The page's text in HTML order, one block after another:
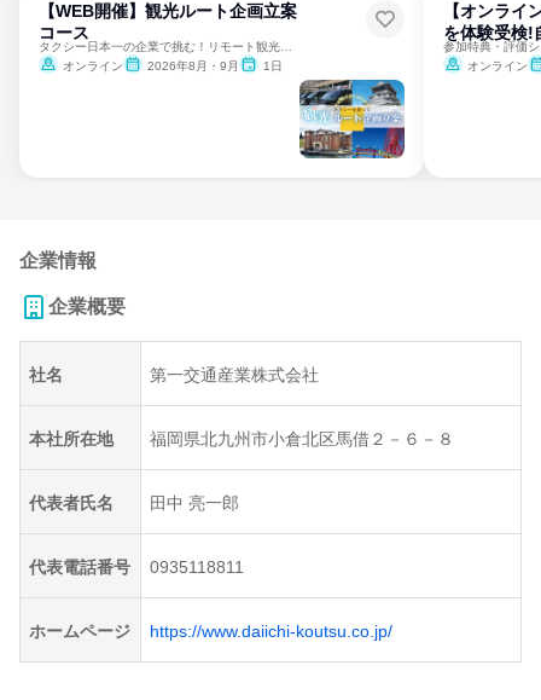
【WEB開催】観光ルート企画立案
コース
オンライン
2026年8月・9月 1日
【オンライ
を体験受検!
オンライン
企業情報
企業概要
社名 第一交通産業株式会社
本社所在地 福岡県北九州市小倉北区馬借２－６－８
代表者氏名 田中 亮一郎
代表電話番号 0935118811
ホームページ https://www.daiichi-koutsu.co.jp/